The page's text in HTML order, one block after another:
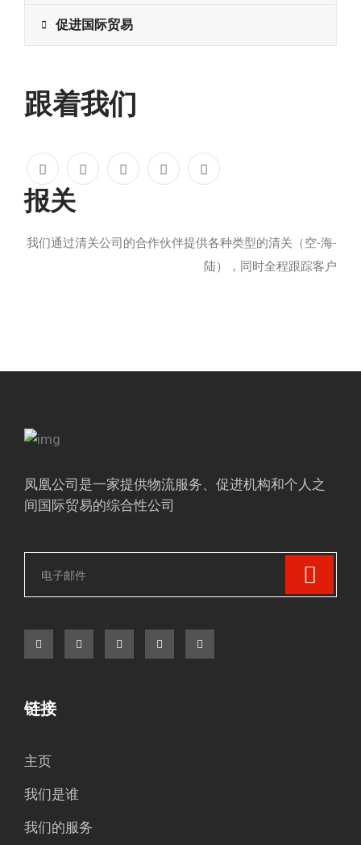
促进国际贸易
跟着我们
报关
我们通过清关公司的合作伙伴提供各种类型的清关（空-海-
陆），同时全程跟踪客户
凤凰公司是一家提供物流服务、促进机构和个人之
间国际贸易的综合性公司
链接
主页
我们是谁
我们的服务